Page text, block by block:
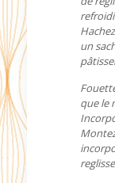
un
que le